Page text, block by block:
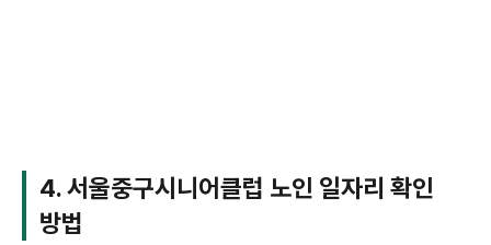
4. 서울중구시니어클럽 노인 일자리 확인
방법